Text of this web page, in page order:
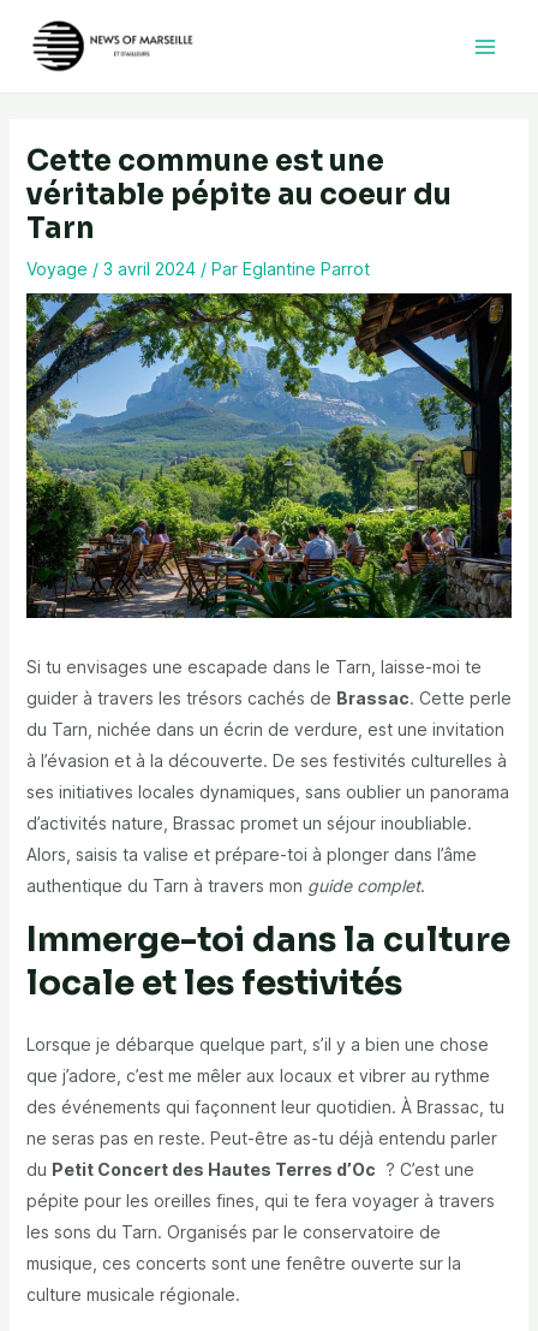
contenu
Cette commune est une
véritable pépite au coeur du
Tarn
Voyage / 3 avril 2024 / Par Eglantine Parrot
Si tu envisages une escapade dans le Tarn, laisse-moi te
guider à travers les trésors cachés de Brassac. Cette perle
du Tarn, nichée dans un écrin de verdure, est une invitation
à l’évasion et à la découverte. De ses festivités culturelles à
ses initiatives locales dynamiques, sans oublier un panorama
d’activités nature, Brassac promet un séjour inoubliable.
Alors, saisis ta valise et prépare-toi à plonger dans l’âme
authentique du Tarn à travers mon guide complet.
Immerge-toi dans la culture
locale et les festivités
Lorsque je débarque quelque part, s’il y a bien une chose
que j’adore, c’est me mêler aux locaux et vibrer au rythme
des événements qui façonnent leur quotidien. À Brassac, tu
ne seras pas en reste. Peut-être as-tu déjà entendu parler
du Petit Concert des Hautes Terres d’Oc ? C’est une
pépite pour les oreilles fines, qui te fera voyager à travers
les sons du Tarn. Organisés par le conservatoire de
musique, ces concerts sont une fenêtre ouverte sur la
culture musicale régionale.